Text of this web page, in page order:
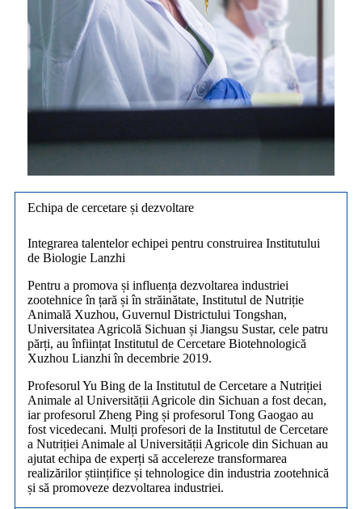
Echipa de cercetare și dezvoltare
Integrarea talentelor echipei pentru construirea Institutului
de Biologie Lanzhi
Pentru a promova și influența dezvoltarea industriei
zootehnice în țară și în străinătate, Institutul de Nutriție
Animală Xuzhou, Guvernul Districtului Tongshan,
Universitatea Agricolă Sichuan și Jiangsu Sustar, cele patru
părți, au înființat Institutul de Cercetare Biotehnologică
Xuzhou Lianzhi în decembrie 2019.
Profesorul Yu Bing de la Institutul de Cercetare a Nutriției
Animale al Universității Agricole din Sichuan a fost decan,
iar profesorul Zheng Ping și profesorul Tong Gaogao au
fost vicedecani. Mulți profesori de la Institutul de Cercetare
a Nutriției Animale al Universității Agricole din Sichuan au
ajutat echipa de experți să accelereze transformarea
realizărilor științifice și tehnologice din industria zootehnică
și să promoveze dezvoltarea industriei.